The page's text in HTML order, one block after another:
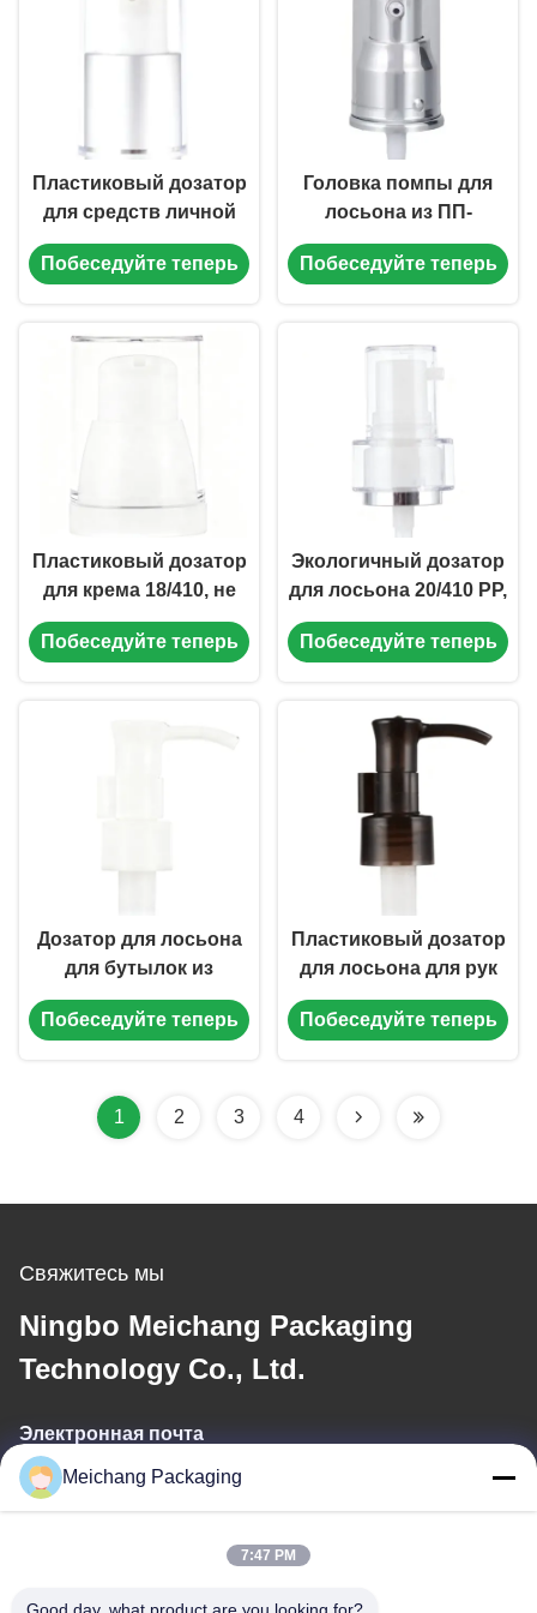
Пластиковый дозатор
для средств личной
гигиены 18/410 для
лосьона, помпы для
Побеседуйте теперь
Головка помпы для
лосьона из ПП-
пластика 0,2 мл,
замена помпы для
Побеседуйте теперь
Пластиковый дозатор
для крема 18/410, не
проливающийся, для
лосьона для рук, 0,2
Побеседуйте теперь
Экологичный дозатор
для лосьона 20/410 PP,
0,7 мл, пустой насос
для бутылок (MC-145)
Побеседуйте теперь
Дозатор для лосьона
для бутылок из
полипропилена
20/410, 0,7 мл, для
Побеседуйте теперь
Пластиковый дозатор
для лосьона для рук
0,7 мл, дозатор для
дезинфицирующего
Побеседуйте теперь
1 2 3 4
Свяжитесь мы
Ningbo Meichang Packaging
Technology Co., Ltd.
Электронная почта
meichang1@mcpackaging.cn
Meichang Packaging
7:47 PM